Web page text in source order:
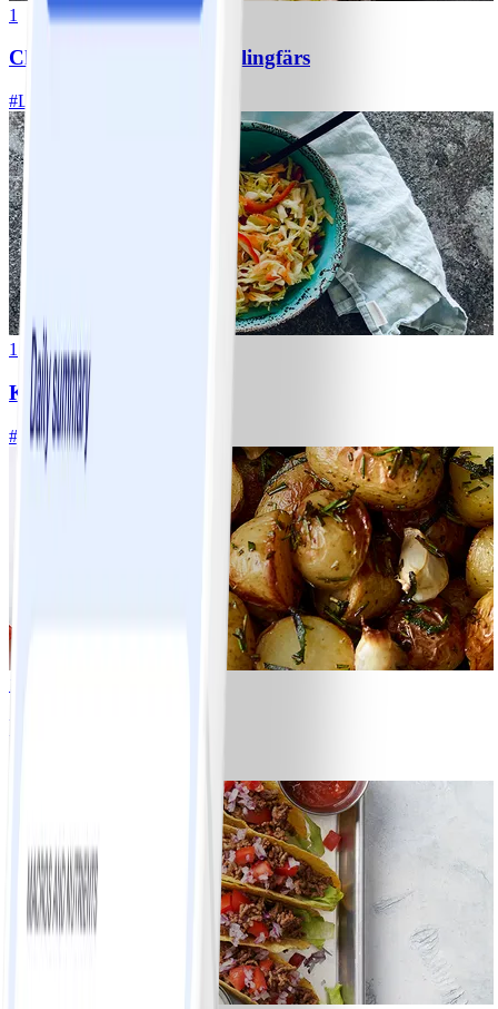
1
Chili con carne med kycklingfärs
#Lätt
1
Klassisk vitkålssallad
# Lätt20 MIN
Ugnsrostad potatis